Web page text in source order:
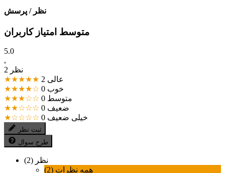
نظر / پرسش
متوسط امتیاز کاربران
5.0
,
2 نظر
★★★★★
عالی 2
★★★★☆
خوب 0
★★★☆☆
متوسط 0
★★☆☆☆
ضعیف 0
★☆☆☆☆
خیلی ضعیف 0
ثبت نظر
طرح سوال
نظر (2)
همه نظرات (2)